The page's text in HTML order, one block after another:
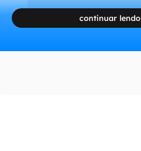
continuar lendo